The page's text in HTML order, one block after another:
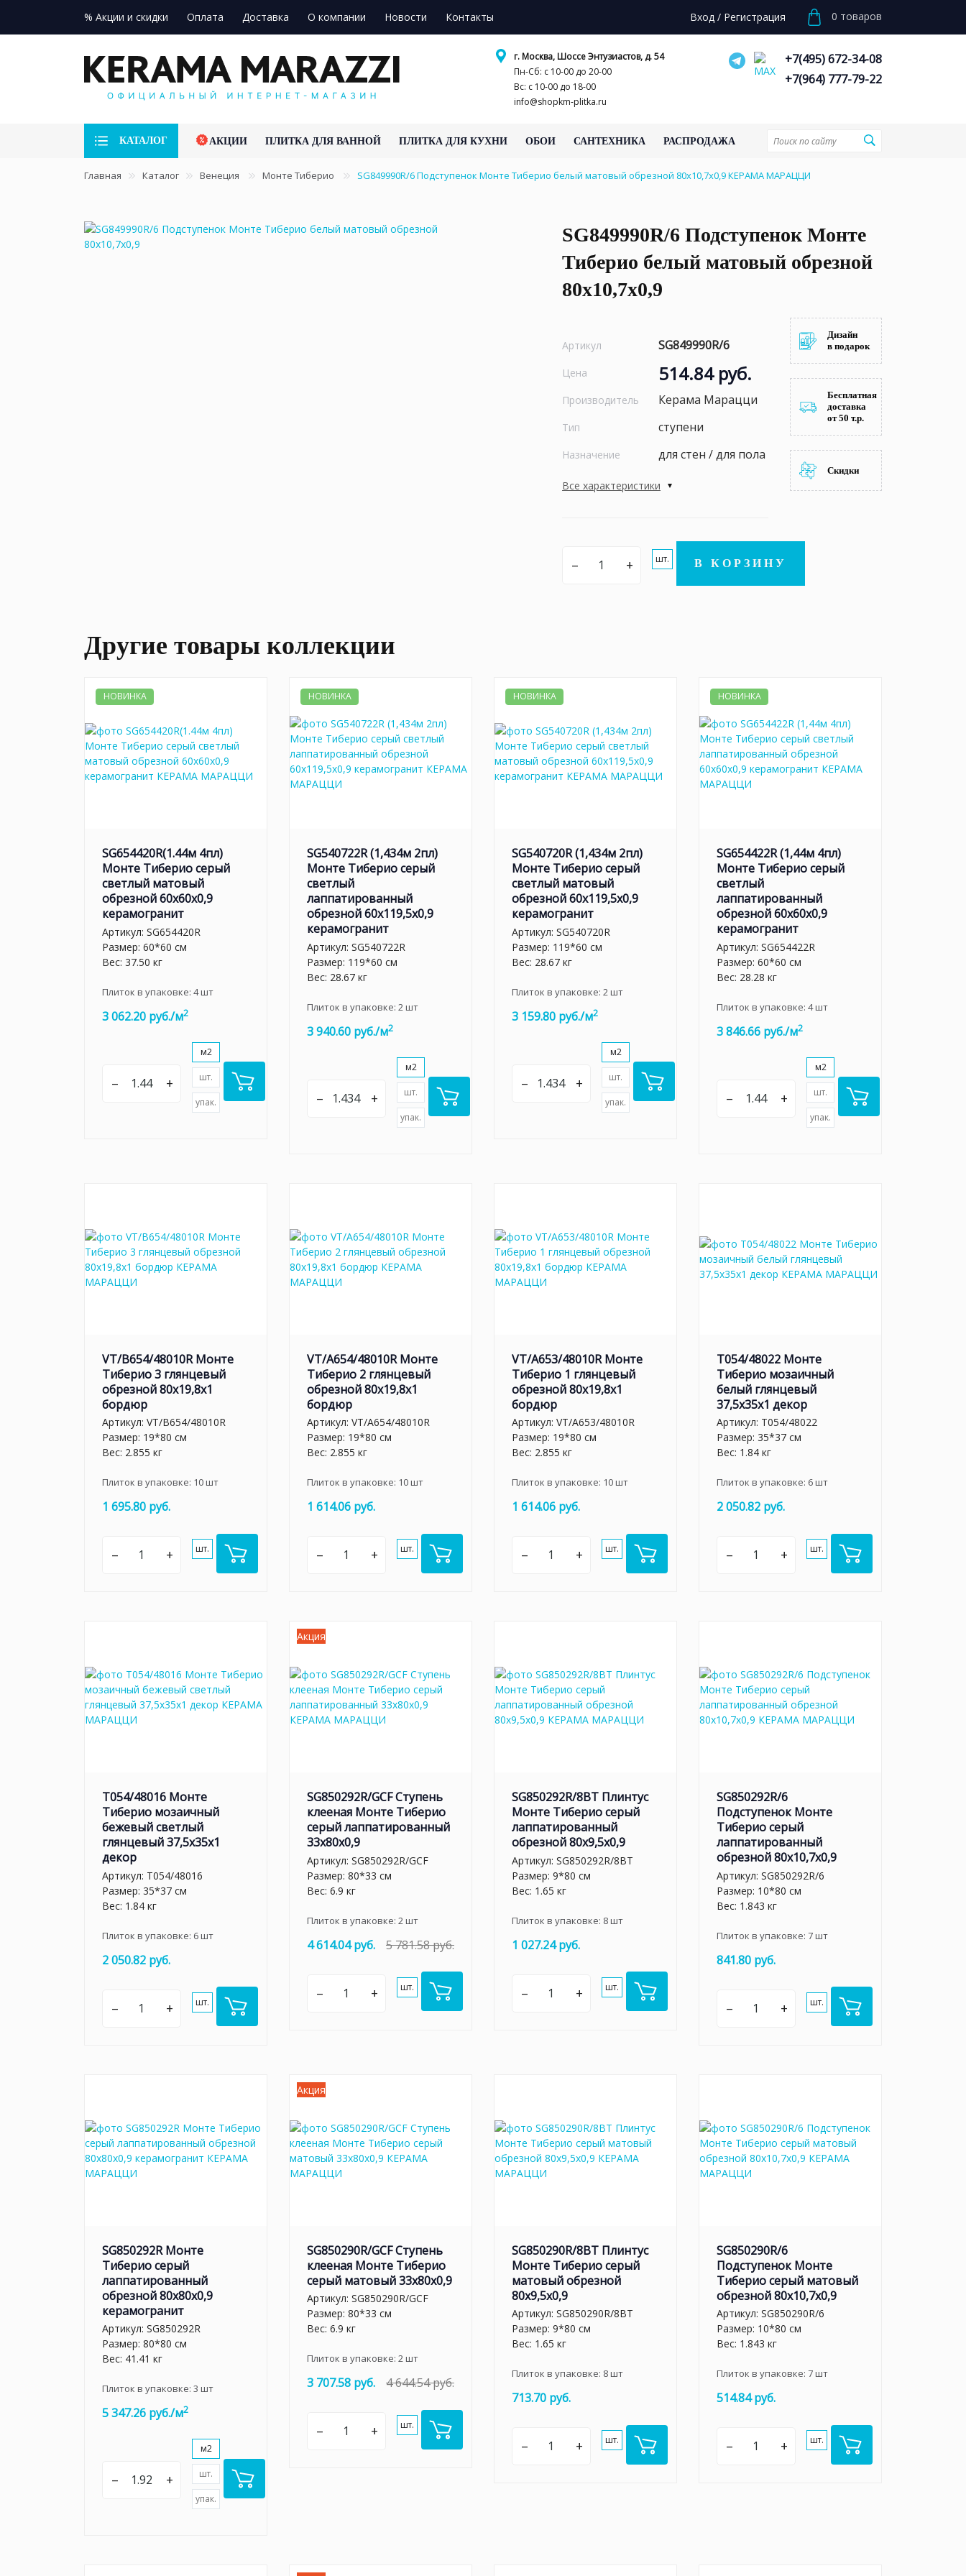
% Акции и скидки Оплата Доставка О компании Новости Контакты Вход / Регистрация 0 товаров
г. Москва, Шоссе Энтузиастов, д. 54
Пн-Сб: с 10-00 до 20-00
Вс: с 10-00 до 18-00
info@shopkm-plitka.ru
+7(495) 672-34-08
+7(964) 777-79-22
КАТАЛОГ АКЦИИ ПЛИТКА ДЛЯ ВАННОЙ ПЛИТКА ДЛЯ КУХНИ ОБОИ САНТЕХНИКА РАСПРОДАЖА
Главная Каталог Венеция Монте Тиберио SG849990R/6 Подступенок Монте Тиберио белый матовый обрезной 80x10,7x0,9 КЕРАМА МАРАЦЦИ
SG849990R/6 Подступенок Монте
Тиберио белый матовый обрезной
80x10,7x0,9
Артикул SG849990R/6
Цена 514.84 руб.
Производитель Керама Марацци
Тип ступени
Назначение для стен / для пола
Все характеристики
– + шт. В КОРЗИНУ
Дизайн
в подарок
Бесплатная
доставка
от 50 т.р.
Скидки
Другие товары коллекции
НОВИНКА
SG654420R(1.44м 4пл)
Монте Тиберио серый
светлый матовый
обрезной 60x60x0,9
керамогранит
Артикул: SG654420R
Размер: 60*60 см
Вес: 37.50 кг
Плиток в упаковке: 4шт
3 062.20 руб./м2
– +
м2
шт.
упак.
НОВИНКА
SG540722R (1,434м 2пл)
Монте Тиберио серый
светлый
лаппатированный
обрезной 60x119,5x0,9
керамогранит
Артикул: SG540722R
Размер: 119*60 см
Вес: 28.67 кг
Плиток в упаковке: 2 шт
3 940.60 руб./м2
– +
м2
шт.
упак.
НОВИНКА
SG540720R (1,434м 2пл)
Монте Тиберио серый
светлый матовый
обрезной 60x119,5x0,9
керамогранит
Артикул: SG540720R
Размер: 119*60 см
Вес: 28.67 кг
Плиток в упаковке: 2 шт
3 159.80 руб./м2
– +
м2
шт.
упак.
НОВИНКА
SG654422R (1,44м 4пл)
Монте Тиберио серый
светлый
лаппатированный
обрезной 60x60x0,9
керамогранит
Артикул: SG654422R
Размер: 60*60 см
Вес: 28.28 кг
Плиток в упаковке: 4шт
3 846.66 руб./м2
– +
м2
шт.
упак.
VT/B654/48010R Монте
Тиберио 3 глянцевый
обрезной 80x19,8x1
бордюр
Артикул: VT/B654/48010R
Размер: 19*80 см
Вес: 2.855 кг
Плиток в упаковке: 10шт
1 695.80 руб.
– + шт.
VT/A654/48010R Монте
Тиберио 2 глянцевый
обрезной 80x19,8x1
бордюр
Артикул: VT/A654/48010R
Размер: 19*80 см
Вес: 2.855 кг
Плиток в упаковке: 10шт
1 614.06 руб.
– + шт.
VT/A653/48010R Монте
Тиберио 1 глянцевый
обрезной 80x19,8x1
бордюр
Артикул: VT/A653/48010R
Размер: 19*80 см
Вес: 2.855 кг
Плиток в упаковке: 10шт
1 614.06 руб.
– + шт.
T054/48022 Монте
Тиберио мозаичный
белый глянцевый
37,5x35x1 декор
Артикул: T054/48022
Размер: 35*37 см
Вес: 1.84 кг
Плиток в упаковке: 6шт
2 050.82 руб.
– + шт.
T054/48016 Монте
Тиберио мозаичный
бежевый светлый
глянцевый 37,5x35x1
декор
Артикул: T054/48016
Размер: 35*37 см
Вес: 1.84 кг
Плиток в упаковке: 6шт
2 050.82 руб.
– + шт.
Акция
SG850292R/GCF Ступень
клееная Монте Тиберио
серый лаппатированный
33x80x0,9
Артикул: SG850292R/GCF
Размер: 80*33 см
Вес: 6.9 кг
Плиток в упаковке: 2 шт
4 614.04 руб. 5 781.58 руб.
– + шт.
SG850292R/8BT Плинтус
Монте Тиберио серый
лаппатированный
обрезной 80x9,5x0,9
Артикул: SG850292R/8BT
Размер: 9*80 см
Вес: 1.65 кг
Плиток в упаковке: 8шт
1 027.24 руб.
– + шт.
SG850292R/6
Подступенок Монте
Тиберио серый
лаппатированный
обрезной 80x10,7x0,9
Артикул: SG850292R/6
Размер: 10*80 см
Вес: 1.843 кг
Плиток в упаковке: 7шт
841.80 руб.
– + шт.
SG850292R Монте
Тиберио серый
лаппатированный
обрезной 80x80x0,9
керамогранит
Артикул: SG850292R
Размер: 80*80 см
Вес: 41.41 кг
Плиток в упаковке: 3 шт
5 347.26 руб./м2
– +
м2
шт.
упак.
Акция
SG850290R/GCF Ступень
клееная Монте Тиберио
серый матовый 33x80x0,9
Артикул: SG850290R/GCF
Размер: 80*33 см
Вес: 6.9 кг
Плиток в упаковке: 2шт
3 707.58 руб. 4 644.54 руб.
– + шт.
SG850290R/8BT Плинтус
Монте Тиберио серый
матовый обрезной
80x9,5x0,9
Артикул: SG850290R/8BT
Размер: 9*80 см
Вес: 1.65 кг
Плиток в упаковке: 8шт
713.70 руб.
– + шт.
SG850290R/6
Подступенок Монте
Тиберио серый матовый
обрезной 80x10,7x0,9
Артикул: SG850290R/6
Размер: 10*80 см
Вес: 1.843 кг
Плиток в упаковке: 7шт
514.84 руб.
– + шт.